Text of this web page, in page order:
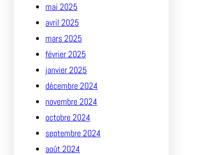
mai 2025
avril 2025
mars 2025
février 2025
janvier 2025
décembre 2024
novembre 2024
octobre 2024
septembre 2024
août 2024